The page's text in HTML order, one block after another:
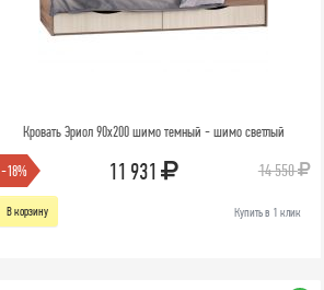
Кровать Эриол 90x200 шимо темный - шимо светлый
-18% 11 931 14 550
В корзину Купить в 1 клик